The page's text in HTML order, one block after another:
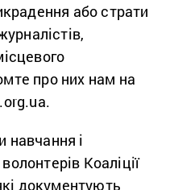
або страти
про них нам на
і
Коаліції
документують